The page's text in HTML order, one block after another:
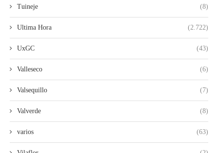
Tuineje (8)
Ultima Hora (2.722)
UxGC (43)
Valleseco (6)
Valsequillo (7)
Valverde (8)
varios (63)